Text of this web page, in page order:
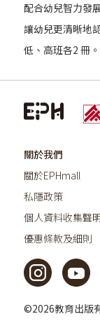
配合幼兒智力發
讓幼兒更清晰地
低、高班各2 冊。
關於我們
關於EPHmall
私隱政策
個人資料收集聲
優惠條款及細則
©2026教育出版